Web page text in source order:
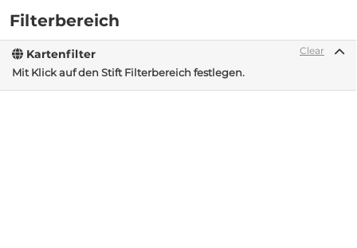
Filterbereich
Clear
Kartenfilter
Mit Klick auf den Stift Filterbereich festlegen.